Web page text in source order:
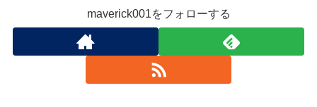
maverick001をフォローする